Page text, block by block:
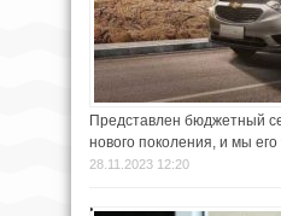
Представлен бюджетный
нового поколения, и мы
28.11.2023 12:20